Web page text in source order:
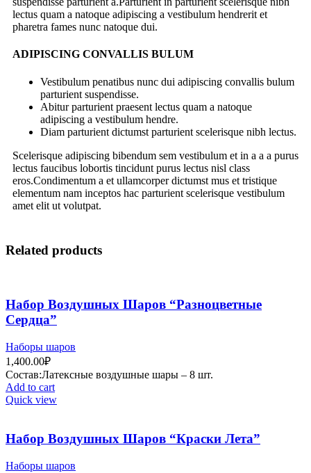
lectus quam a natoque adipiscing a vestibulum hendrerit et
pharetra fames nunc natoque dui.
ADIPISCING CONVALLIS BULUM
Vestibulum penatibus nunc dui adipiscing convallis bulum
parturient suspendisse.
Abitur parturient praesent lectus quam a natoque
adipiscing a vestibulum hendre.
Diam parturient dictumst parturient scelerisque nibh lectus.
Scelerisque adipiscing bibendum sem vestibulum et in a a a purus
lectus faucibus lobortis tincidunt purus lectus nisl class
eros.Condimentum a et ullamcorper dictumst mus et tristique
elementum nam inceptos hac parturient scelerisque vestibulum
amet elit ut volutpat.
Related products
Набор Воздушных Шаров “Разноцветные
Сердца”
Наборы шаров
1,400.00₽
Состав:Латексные воздушные шары – 8 шт.
Add to cart
Quick view
Набор Воздушных Шаров “Краски Лета”
Наборы шаров